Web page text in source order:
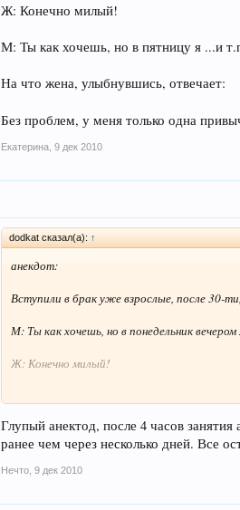
Ж: Конечно милый!
М: Ты как хочешь, но в пятницу я ...и
На что жена, улыбнувшись, отвечает:
Без проблем, у меня только одна
Екатерина 9 дек 2010
dodkat сказал(а): ↑
анекдот:
Вступили в брак уже взрослые, после 30-
М: Ты как хочешь, но в понедельник
Ж: Конечно милый!
М: Ты как хочешь, но во вторник вечером я
Ж: Конечно милый!
Глупый анектод, после 4 часов
ранее чем через несколько дней. Все
Нечто 9 дек 2010